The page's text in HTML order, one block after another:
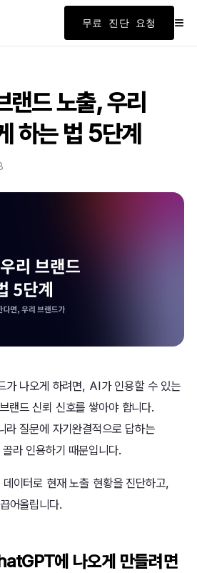
무료 진단 요청 ≡
드 노출, 우리
하는 법 5단계
나오게 하려면, AI가 인용할 수 있는
랜드 신뢰 신호를 쌓아야 합니다.
질문에 자기완결적으로 답하는
라 인용하기 때문입니다.
이터로 현재 노출 현황을 진단하고,
어올립니다.
에 나오게 만들려면